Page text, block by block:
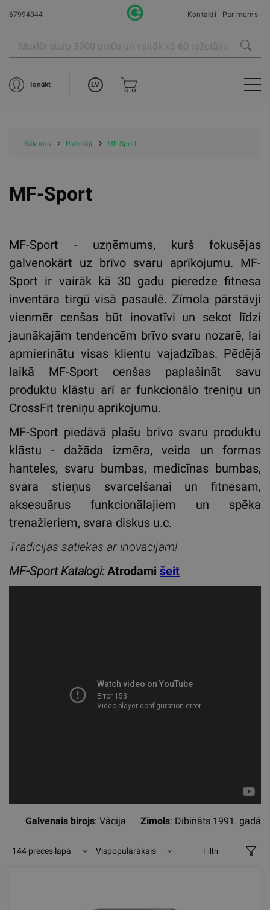
67994044 Kontakti Par mums
Ienākt LV
Sākums Ražotāji MF-Sport
MF-Sport
MF-Sport - uzņēmums, kurš fokusējas
galvenokārt uz brīvo svaru aprīkojumu. MF-
Sport ir vairāk kā 30 gadu pieredze fitnesa
inventāra tirgū visā pasaulē. Zīmola pārstāvji
vienmēr cenšas būt inovatīvi un sekot līdzi
jaunākajām tendencēm brīvo svaru nozarē, lai
apmierinātu visas klientu vajadzības. Pēdējā
laikā MF-Sport cenšas paplašināt savu
produktu klāstu arī ar funkcionālo treniņu un
CrossFit treniņu aprīkojumu.
MF-Sport piedāvā plašu brīvo svaru produktu
klāstu - dažāda izmēra, veida un formas
hanteles, svaru bumbas, medicīnas bumbas,
svara stieņus svarcelšanai un fitnesam,
aksesuārus funkcionālajiem un spēka
trenažieriem, svara diskus u.c.
Tradīcijas satiekas ar inovācijām!
MF-Sport Katalogi:Atrodami šeit
Galvenais birojs: Vācija Zīmols: Dibināts 1991. gadā
144 preces lapā Vispopulārākais Filtri